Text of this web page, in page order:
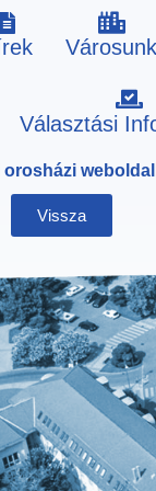
Városunk
Választási
orosházi
Vissza